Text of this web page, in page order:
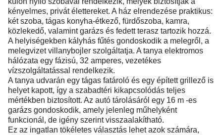
kényelmes, privát élettereket. A ház elrendezése praktikus:
két szoba, tágas konyha-étkező, fürdőszoba, kamra,
közlekedő, valamint garázs és fedett terasz tartozik hozzá.
A helyiségekben kályhás fűtés gondoskodik a melegről, a
melegvizet villanybojler szolgáltatja. A tanya elektromos
hálózata egy fázisú, 32 amperes, vezetékes
vízszolgáltatással rendelkezik.
A tanya udvarán egy tágas fatároló és egy épített grillező is
helyet kapott, így a szabadtéri kikapcsolódás teljes
mértékben biztosított. Az autó tárolásáról egy 16 m -es
garázs gondoskodik, amely jelenleg műhelyként
funkcionál, de igény szerint visszaalakítható.
Ez az ingatlan tökéletes választás lehet azok számára,